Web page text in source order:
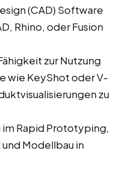
(CAD) Software
Rhino, oder Fusion
zur Nutzung
wie KeyShot oder V-
zu
im Rapid Prototyping,
Modellbau in